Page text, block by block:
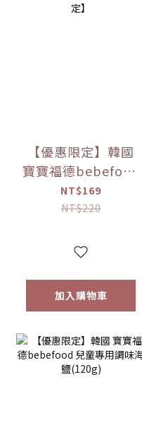
【優惠限定】韓國
寶寶福德bebefood
米餅 原味/蘋果/梨/
紅薯/南瓜 (20g)
NT$169
NT$220
加入購物車